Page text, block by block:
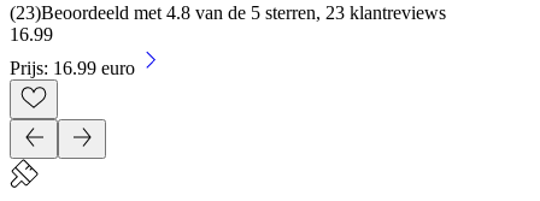
(23)Beoordeeld met 4.8 van de 5 sterren, 23 klantreviews
16.99
Prijs: 16.99 euro